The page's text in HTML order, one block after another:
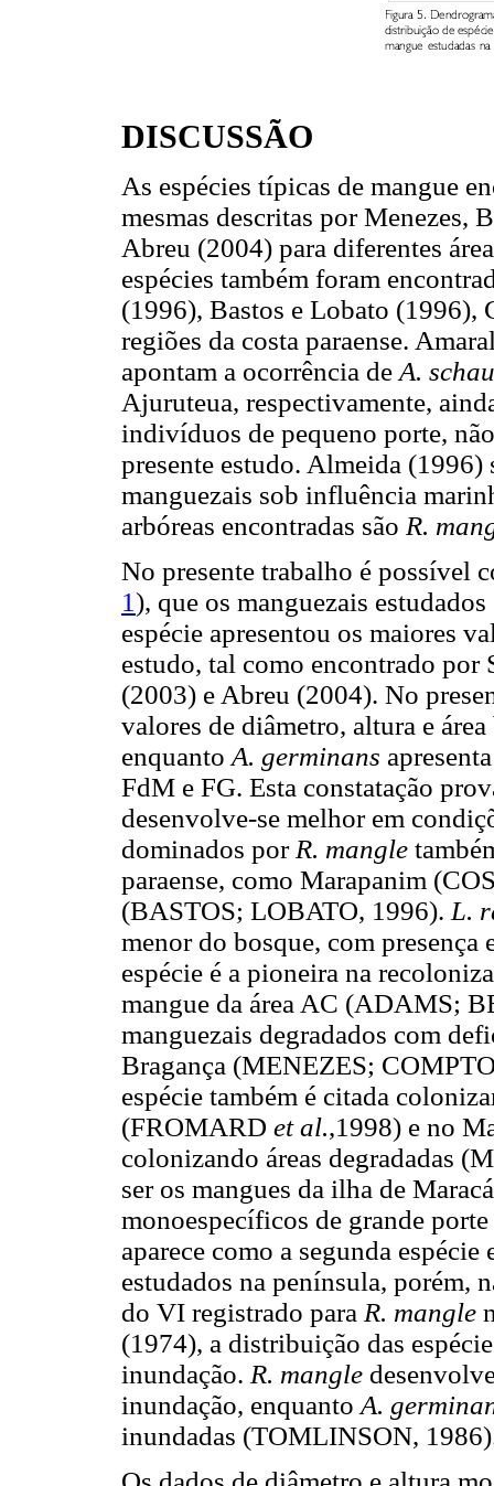
DISCUSSÃO
As espécies típicas de mangue
mesmas descritas por Menezes,
Abreu (2004) para diferentes
espécies também foram
(1996), Bastos e Lobato (1996),
regiões da costa paraense.
apontam a ocorrência de A.
Ajuruteua, respectivamente,
indivíduos de pequeno porte,
presente estudo. Almeida (1996)
manguezais sob influência
arbóreas encontradas são R.
No presente trabalho é possível
1), que os manguezais
espécie apresentou os maiores
estudo, tal como encontrado por
(2003) e Abreu (2004). No
valores de diâmetro, altura e
enquanto A. germinans
FdM e FG. Esta constatação
desenvolve-se melhor em
dominados por R. mangle
paraense, como Marapanim
(BASTOS; LOBATO, 1996). L.
menor do bosque, com presença
espécie é a pioneira na
mangue da área AC (ADAMS;
manguezais degradados com
Bragança (MENEZES;
espécie também é citada
(FROMARD et al.,1998) e no
colonizando áreas degradadas
ser os mangues da ilha de
monoespecíficos de grande
aparece como a segunda
estudados na península,
do VI registrado para R. mangle
(1974), a distribuição das
inundação. R. mangle
inundação, enquanto A.
inundadas (TOMLINSON,